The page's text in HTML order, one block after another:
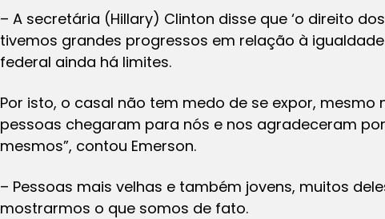
– A secretária (Hillary) Clinton disse que ‘o direito
tivemos grandes progressos em relação à
federal ainda há limites.
Por isto, o casal não tem medo de se expor,
pessoas chegaram para nós e nos agradeceram
mesmos”, contou Emerson.
– Pessoas mais velhas e também jovens, muitos
mostrarmos o que somos de fato.